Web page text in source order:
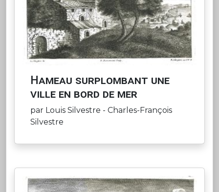
Hameau surplombant une
ville en bord de mer
par Louis Silvestre - Charles-François
Silvestre